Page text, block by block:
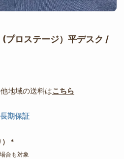
(プロステージ）平デスク /
地域の送料はこちら
期保証
*
合も対象